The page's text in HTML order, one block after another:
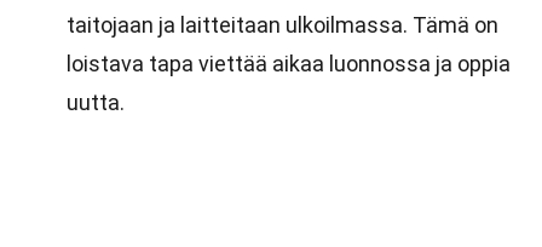
taitojaan ja laitteitaan ulkoilmassa. Tämä on
loistava tapa viettää aikaa luonnossa ja oppia
uutta.